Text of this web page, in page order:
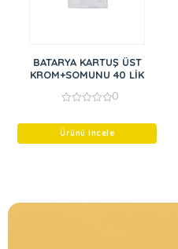
BATARYA KARTUŞ ÜST
KROM+SOMUNU 40 LİK
of
0
Ürünü İncele